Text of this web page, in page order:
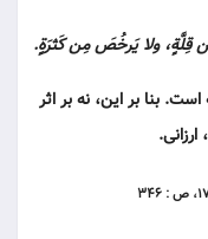
قِلَّةٍ، ولا يَرخُصَ مِن كَثرَةٍ.
بنا بر اين، نه بر اثر